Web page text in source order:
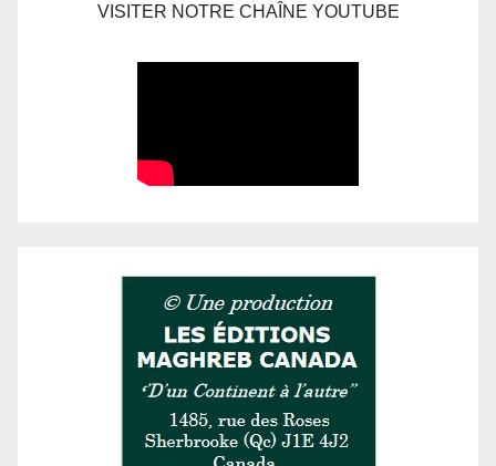
VISITER NOTRE CHAÎNE YOUTUBE